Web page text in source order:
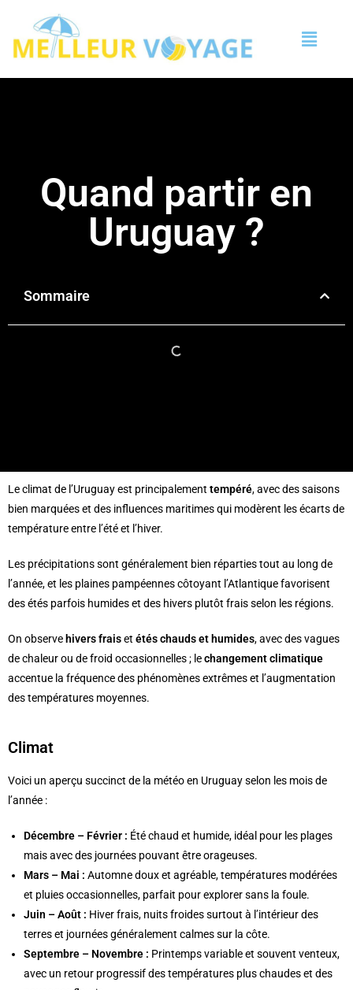
Quand partir en
Uruguay ?
Sommaire
Le climat de l’Uruguay est principalement tempéré, avec des saisons
bien marquées et des influences maritimes qui modèrent les écarts de
température entre l’été et l’hiver.
Les précipitations sont généralement bien réparties tout au long de
l’année, et les plaines pampéennes côtoyant l’Atlantique favorisent
des étés parfois humides et des hivers plutôt frais selon les régions.
On observe hivers fraiset étés chauds et humides, avec des vagues
de chaleur ou de froid occasionnelles ; lechangement climatique
accentue la fréquence des phénomènes extrêmes et l’augmentation
des températures moyennes.
Climat
Voici un aperçu succinct de la météo en Uruguay selon les mois de
l’année :
Décembre – Février : Été chaud et humide, idéal pour les plages
mais avec des journées pouvant être orageuses.
Mars – Mai : Automne doux et agréable, températures modérées
et pluies occasionnelles, parfait pour explorer sans la foule.
Juin – Août : Hiver frais, nuits froides surtout à l’intérieur des
terres et journées généralement calmes sur la côte.
Septembre – Novembre : Printemps variable et souvent venteux,
avec un retour progressif des températures plus chaudes et des